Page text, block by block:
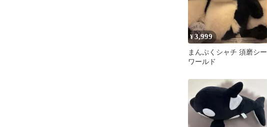
¥3,999
まんぷくシャチ 須磨シー
ワールド